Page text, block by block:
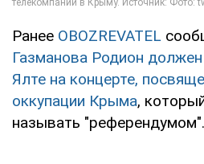
Ранее OBOZREVATEL
Газманова Родион
Ялте на концерте,
оккупации Крыма,
называть "референдумом".